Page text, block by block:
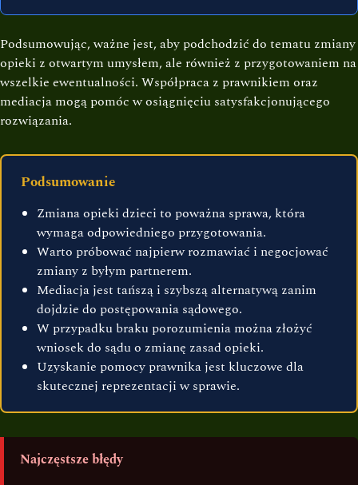
Podsumowując, ważne jest, aby podchodzić do tematu zmiany
opieki z otwartym umysłem, ale również z przygotowaniem na
wszelkie ewentualności. Współpraca z prawnikiem oraz
mediacja mogą pomóc w osiągnięciu satysfakcjonującego
rozwiązania.
Podsumowanie
Zmiana opieki dzieci to poważna sprawa, która
wymaga odpowiedniego przygotowania.
Warto próbować najpierw rozmawiać i negocjować
zmiany z byłym partnerem.
Mediacja jest tańszą i szybszą alternatywą zanim
dojdzie do postępowania sądowego.
W przypadku braku porozumienia można złożyć
wniosek do sądu o zmianę zasad opieki.
Uzyskanie pomocy prawnika jest kluczowe dla
skutecznej reprezentacji w sprawie.
Najczęstsze błędy